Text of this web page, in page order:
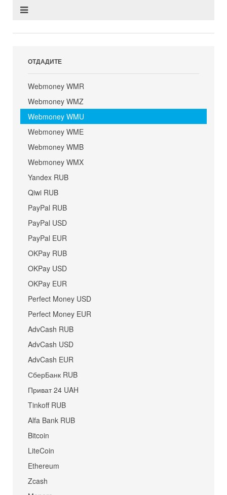
ОТДАДИТЕ
Webmoney WMR
Webmoney WMZ
Webmoney WMU
Webmoney WME
Webmoney WMB
Webmoney WMX
Yandex RUB
Qiwi RUB
PayPal RUB
PayPal USD
PayPal EUR
OKPay RUB
OKPay USD
OKPay EUR
Perfect Money USD
Perfect Money EUR
AdvCash RUB
AdvCash USD
AdvCash EUR
СберБанк RUB
Приват 24 UAH
Tinkoff RUB
Alfa Bank RUB
Bitcoin
LiteCoin
Ethereum
Zcash